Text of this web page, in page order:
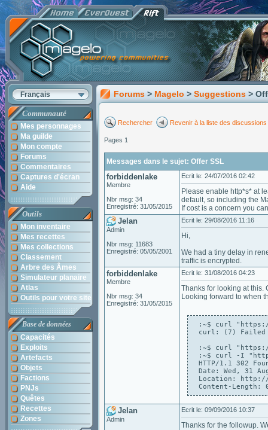
Français
Communauté
Mes personnages
Ma guilde
Mon compte
Forums
Commentaires
Captures d'écran
Aide
Outils
Mon inventaire
Mes recettes
Mes collections
Classement
Arbre des Âmes
Simulateur planaire
Atlas
Outils pour votre site
Base de données
Capacités
Exploits
Artefacts
Objets
Factions
PNJs
Quêtes
Recettes
Zones
Forums > Magelo > Suggestions >
Rechercher Revenir à la liste des discussions
Pages 1
Messages dans le sujet: Offer SSL
forbiddenlake
Membre
Nbr msg: 34
Enregistré: 31/05/2015
Ecrit le: 24/07/2016 02:42
Please enable http*s* at
default, so including the
If cost is a concern you
Jelan
Admin
Nbr msg: 11683
Enregistré: 05/05/2001
Ecrit le: 29/08/2016 11:16
Hi,
We had a tiny delay in
traffic is encrypted.
forbiddenlake
Membre
Nbr msg: 34
Enregistré: 31/05/2015
Ecrit le: 31/08/2016 04:23
Thanks for looking at this.
Looking forward to when
:~$ curl "https://
curl: (7) Failed
:~$ curl "https://
:~$ curl -I
HTTP/1.1 302
Date: Wed, 31
Location: http://
Content-Length:
Jelan
Admin
Ecrit le: 09/09/2016 10:37
Thanks for the followup.